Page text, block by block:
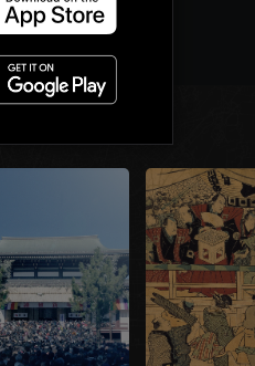
新勝寺就成為了日本人第二多
要從機場出發再返回，能夠充
中轉和住宿專案》的短期旅行
用。害怕時間趕不上嗎？那也
行。來吧，從機場邁出這一